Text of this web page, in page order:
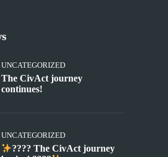
UNCATEGORIZED
The CivAct journey
continues!
UNCATEGORIZED
???? The CivAct journey